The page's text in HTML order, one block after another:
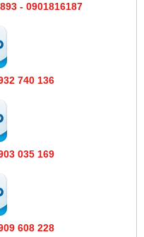
- 0901816187
740 136
035 169
608 228